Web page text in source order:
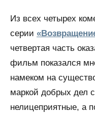
Из всех четырех
серии
четвертая часть
фильм показался
намеком на
маркой добрых дел
нелицеприятные, а